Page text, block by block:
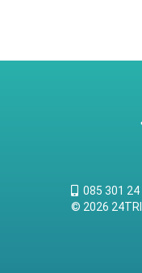
085 301 24
© 2026